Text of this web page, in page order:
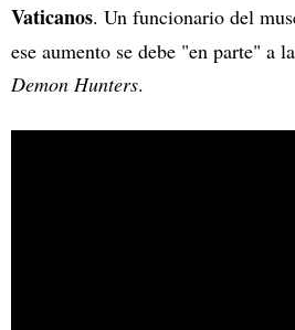
Vaticanos. Un funcionario del
ese aumento se debe "en parte" a
Demon Hunters.